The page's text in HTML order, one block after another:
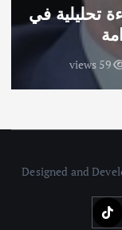
تحليلية في
59 views
Designed and